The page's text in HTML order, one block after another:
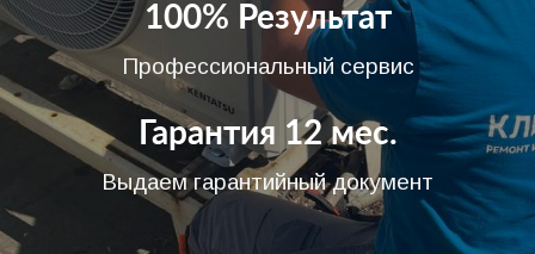
100% Результат
Профессиональный сервис
Гарантия 12 мес.
Выдаем гарантийный документ